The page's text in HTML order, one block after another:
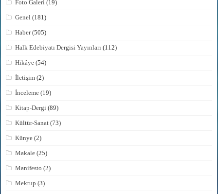
Foto Galeri (19)
Genel (181)
Haber(505)
Halk Edebiyatı Dergisi Yayınları (112)
Hikâye (54)
İletişim (2)
İnceleme (19)
Kitap-Dergi (89)
Kültür-Sanat (73)
Künye (2)
Makale (25)
Manifesto (2)
Mektup (3)